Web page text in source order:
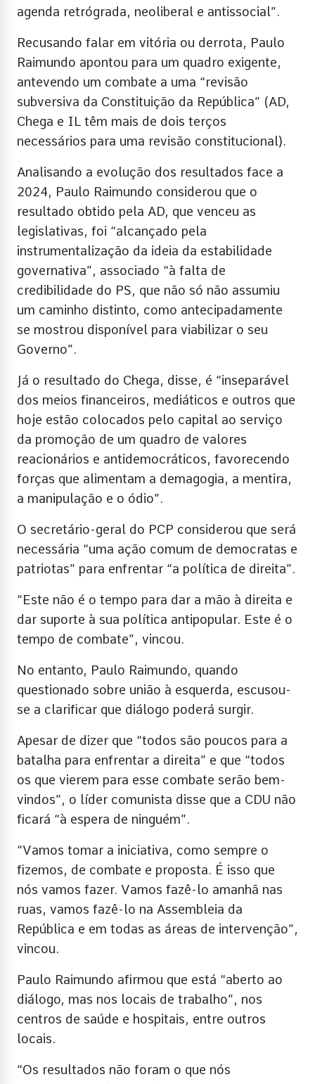
agenda retrógrada, neoliberal e antissocial”.
Recusando falar em vitória ou derrota, Paulo
Raimundo apontou para um quadro exigente,
antevendo um combate a uma “revisão
subversiva da Constituição da República” (AD,
Chega e IL têm mais de dois terços
necessários para uma revisão constitucional).
Analisando a evolução dos resultados face a
2024, Paulo Raimundo considerou que o
resultado obtido pela AD, que venceu as
legislativas, foi “alcançado pela
instrumentalização da ideia da estabilidade
governativa”, associado “à falta de
credibilidade do PS, que não só não assumiu
um caminho distinto, como antecipadamente
se mostrou disponível para viabilizar o seu
Governo”.
Já o resultado do Chega, disse, é “inseparável
dos meios financeiros, mediáticos e outros que
hoje estão colocados pelo capital ao serviço
da promoção de um quadro de valores
reacionários e antidemocráticos, favorecendo
forças que alimentam a demagogia, a mentira,
a manipulação e o ódio”.
O secretário-geral do PCP considerou que será
necessária “uma ação comum de democratas e
patriotas” para enfrentar “a política de direita”.
“Este não é o tempo para dar a mão à direita e
dar suporte à sua política antipopular. Este é o
tempo de combate”, vincou.
No entanto, Paulo Raimundo, quando
questionado sobre união à esquerda, escusou-
se a clarificar que diálogo poderá surgir.
Apesar de dizer que “todos são poucos para a
batalha para enfrentar a direita” e que “todos
os que vierem para esse combate serão bem-
vindos”, o líder comunista disse que a CDU não
ficará “à espera de ninguém”.
“Vamos tomar a iniciativa, como sempre o
fizemos, de combate e proposta. É isso que
nós vamos fazer. Vamos fazê-lo amanhã nas
ruas, vamos fazê-lo na Assembleia da
República e em todas as áreas de intervenção”,
vincou.
Paulo Raimundo afirmou que está “aberto ao
diálogo, mas nos locais de trabalho”, nos
centros de saúde e hospitais, entre outros
locais.
“Os resultados não foram o que nós